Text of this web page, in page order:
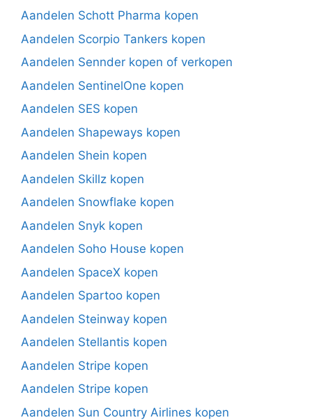
Aandelen Schott Pharma kopen
Aandelen Scorpio Tankers kopen
Aandelen Sennder kopen of verkopen
Aandelen SentinelOne kopen
Aandelen SES kopen
Aandelen Shapeways kopen
Aandelen Shein kopen
Aandelen Skillz kopen
Aandelen Snowflake kopen
Aandelen Snyk kopen
Aandelen Soho House kopen
Aandelen SpaceX kopen
Aandelen Spartoo kopen
Aandelen Steinway kopen
Aandelen Stellantis kopen
Aandelen Stripe kopen
Aandelen Stripe kopen
Aandelen Sun Country Airlines kopen